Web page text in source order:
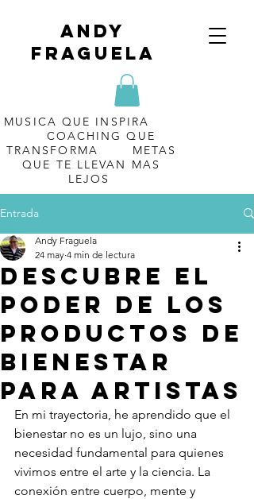
Andy
Fraguela
MUSICA QUE INSPIRA
COACHING QUE
TRANSFORMA METAS
QUE TE LLEVAN MAS
LEJOS
Entrada
Descubre el
poder de los
productos de
bienestar
para artistas
Andy Fraguela
24 may 4 min de lectura
En mi trayectoria, he aprendido que el
bienestar no es un lujo, sino una
necesidad fundamental para quienes
vivimos entre el arte y la ciencia. La
conexión entre cuerpo, mente y